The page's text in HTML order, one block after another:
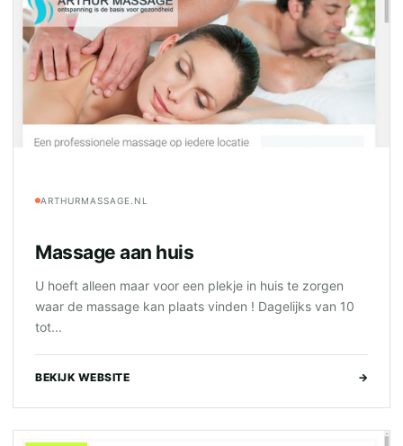
ARTHURMASSAGE.NL
Massage aan huis
U hoeft alleen maar voor een plekje in huis te zorgen
waar de massage kan plaats vinden ! Dagelijks van 10
tot...
BEKIJK WEBSITE →